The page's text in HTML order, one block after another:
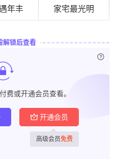
年丰
家宅最光明
解锁后查看
费或开通会员查看。
开通会员
高级会员免费